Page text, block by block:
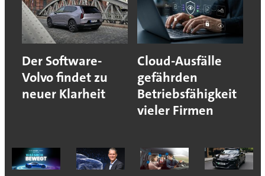
Der Software-
Volvo findet zu
neuer Klarheit
Cloud-Ausfälle
gefährden
Betriebsfähigkeit
vieler Firmen